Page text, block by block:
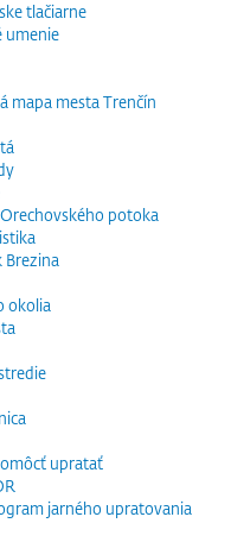
tlačiarne
umenie
mapa mesta Trenčín
potoka
Brezina
okolia
upratať
jarného upratovania